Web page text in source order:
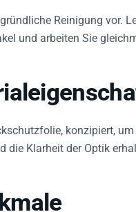
Reinigung vor.
und arbeiten Sie
konzipiert,
die Klarheit der Optik